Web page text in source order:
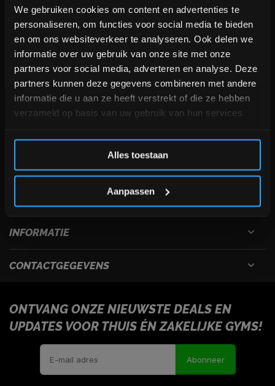
We gebruiken cookies om content en advertenties te
personaliseren, om functies voor social media te bieden
en om ons websiteverkeer te analyseren. Ook delen we
informatie over uw gebruik van onze site met onze
partners voor social media, adverteren en analyse. Deze
partners kunnen deze gegevens combineren met andere
informatie die u aan ze heeft verstrekt of die ze hebben
verzameld op basis van uw gebruik van hun services.
Alles toestaan
Aanpassen
info@fitnesskoerier.nl
INFORMATIE
CONTACTGEGEVENS
ONTVANG ONZE NIEUWSTE DEALS EN
UPDATES VOOR THUIS ÉN ZAKELIJKE GYMS!
Abonneer
Schrijf je in voor onze nieuwsbrief om op de hoogte te
blijven over onze nieuwe producten, deals en meer
interessante info. Ontvang 5% korting op je eerstvolgende
aankoop! 😀
Inschrijven
*Verzendkosten vallen buiten de korting